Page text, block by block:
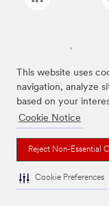
This website uses
navigation, analyze
based on your
Cookie Notice
Reject Non-Essential
Cookie Preferences
Las